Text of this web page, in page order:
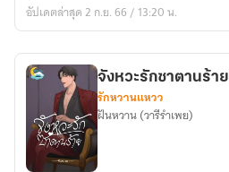
อัปเดตล่าสุด 2 ก.ย. 66 / 13:20 น.
จังหวะรักซาตานร้าย
รักหวานแหวว
ฝันหวาน (วารีรำเพย)